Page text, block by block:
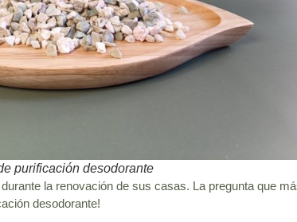
purificación desodorante
la renovación de sus casas. La pregunta que
desodorante!